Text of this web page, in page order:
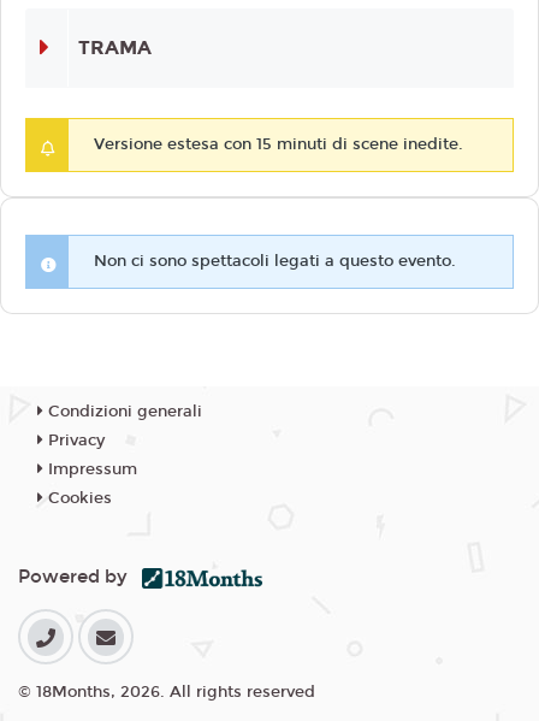
TRAMA
Versione estesa con 15 minuti di scene inedite.
Non ci sono spettacoli legati a questo evento.
Condizioni generali
Privacy
Impressum
Cookies
Powered by
© 18Months, 2026. All rights reserved